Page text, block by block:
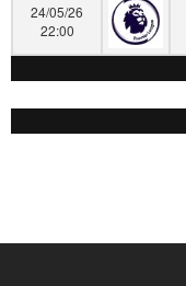
24/05/26
22:00